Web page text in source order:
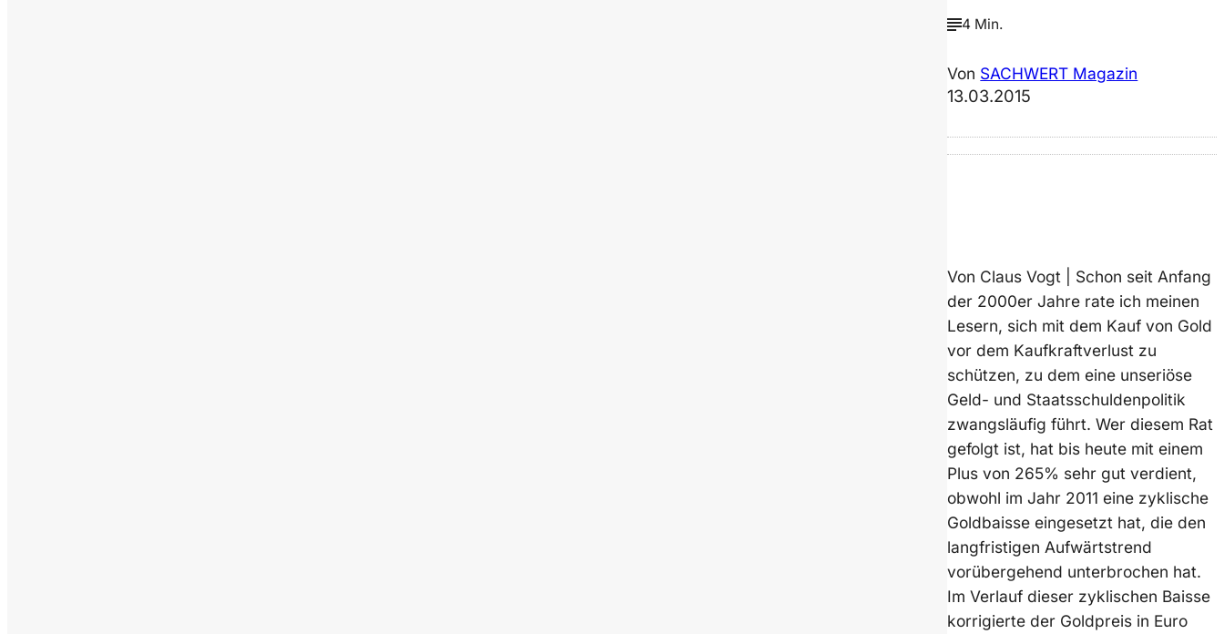
4 Min.
Von SACHWERT Magazin
13.03.2015
Von Claus Vogt | Schon seit Anfang
der 2000er Jahre rate ich meinen
Lesern, sich mit dem Kauf von Gold
vor dem Kaufkraftverlust zu
schützen, zu dem eine unseriöse
Geld- und Staatsschuldenpolitik
zwangsläufig führt. Wer diesem Rat
gefolgt ist, hat bis heute mit einem
Plus von 265% sehr gut verdient,
obwohl im Jahr 2011 eine zyklische
Goldbaisse eingesetzt hat, die den
langfristigen Aufwärtstrend
vorübergehend unterbrochen hat.
Im Verlauf dieser zyklischen Baisse
korrigierte der Goldpreis in Euro